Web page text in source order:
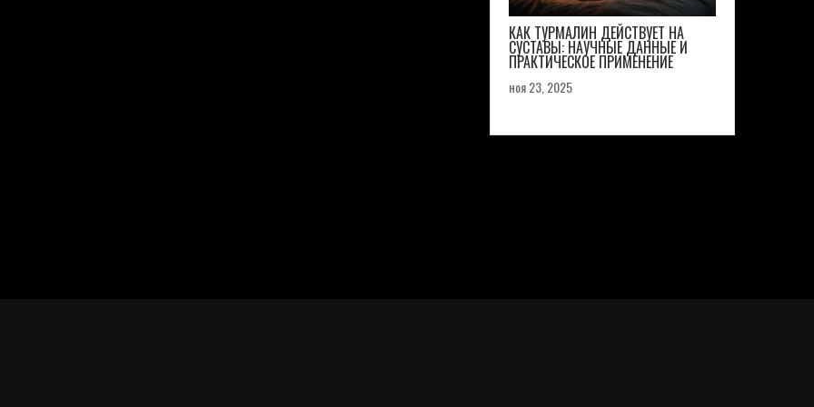
КАК ТУРМАЛИН ДЕЙСТВУЕТ НА
СУСТАВЫ: НАУЧНЫЕ ДАННЫЕ И
ПРАКТИЧЕСКОЕ ПРИМЕНЕНИЕ
ноя 23, 2025